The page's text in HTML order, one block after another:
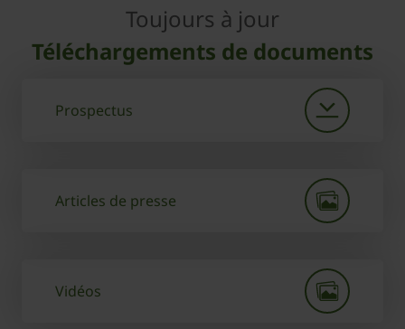
Toujours à jour
Téléchargements de documents
Prospectus
Articles de presse
Vidéos